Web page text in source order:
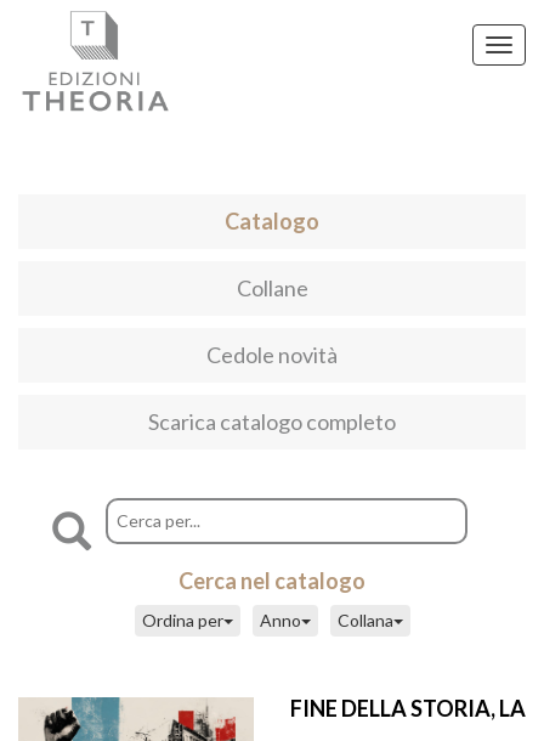
Catalogo
Collane
Cedole novità
Scarica catalogo completo
Cerca nel catalogo
Collana
Anno
Ordina per
FINE DELLA STORIA, LA